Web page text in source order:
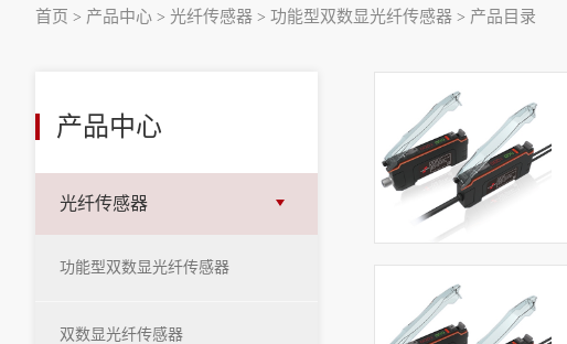
首页 > 产品中心 > 光纤传感器 > 功能型双数显光纤传感器 > 产品目录
产品中心
光纤传感器
功能型双数显光纤传感器
双数显光纤传感器